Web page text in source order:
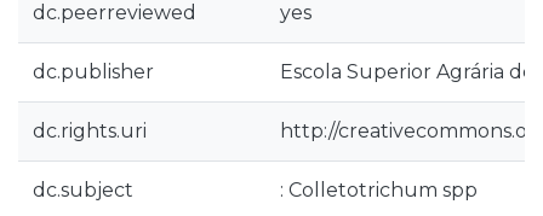
dc.peerreviewed yes
dc.publisher Escola Superior Agrária de
dc.rights.uri http://
dc.subject : Colletotrichum spp